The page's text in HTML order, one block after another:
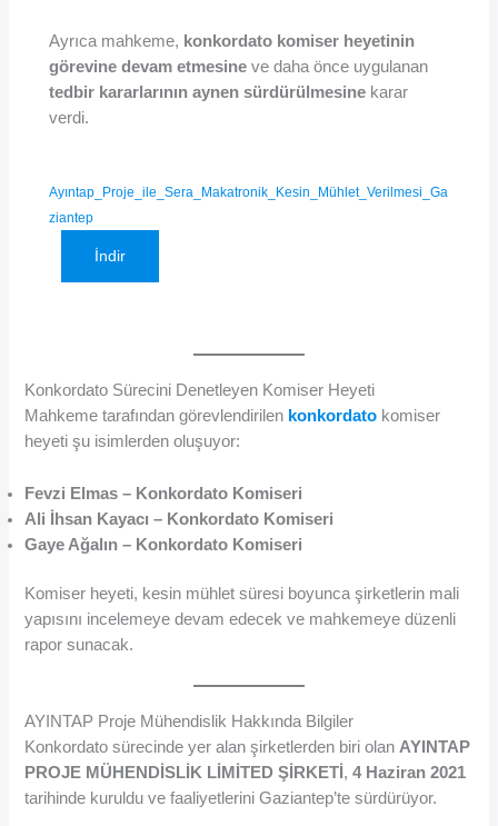
Ayrıca mahkeme, konkordato komiser heyetinin
görevine devam etmesine ve daha önce uygulanan
tedbir kararlarının aynen sürdürülmesine karar
verdi.
Ayıntap_Proje_ile_Sera_Makatronik_Kesin_Mühlet_Verilmesi_Ga
ziantep
İndir
Konkordato Sürecini Denetleyen Komiser Heyeti
Mahkeme tarafından görevlendirilen konkordato komiser
heyeti şu isimlerden oluşuyor:
Fevzi Elmas – Konkordato Komiseri
Ali İhsan Kayacı – Konkordato Komiseri
Gaye Ağalın – Konkordato Komiseri
Komiser heyeti, kesin mühlet süresi boyunca şirketlerin mali
yapısını incelemeye devam edecek ve mahkemeye düzenli
rapor sunacak.
AYINTAP Proje Mühendislik Hakkında Bilgiler
Konkordato sürecinde yer alan şirketlerden biri olan AYINTAP
PROJE MÜHENDİSLİK LİMİTED ŞİRKETİ ,4 Haziran 2021
tarihinde kuruldu ve faaliyetlerini Gaziantep’te sürdürüyor.